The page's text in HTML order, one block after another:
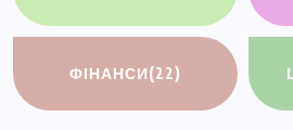
ФІНАНСИ(22)